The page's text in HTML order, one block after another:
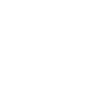
Streifen oder
Landes, sind